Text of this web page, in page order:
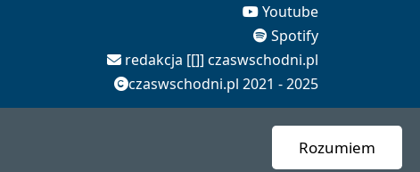
Youtube
Spotify
redakcja [[]] czaswschodni.pl
czaswschodni.pl 2021 - 2025
Rozumiem